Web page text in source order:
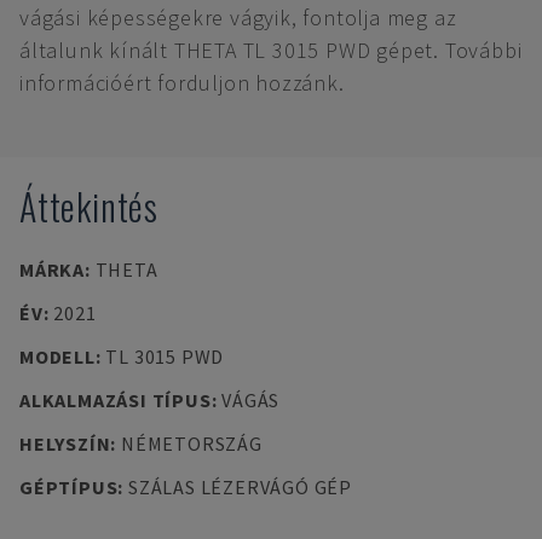
vágási képességekre vágyik, fontolja meg az
általunk kínált THETA TL 3015 PWD gépet. További
információért forduljon hozzánk.
Áttekintés
MÁRKA: THETA
ÉV: 2021
MODELL: TL 3015 PWD
ALKALMAZÁSI TÍPUS:VÁGÁS
HELYSZÍN: NÉMETORSZÁG
GÉPTÍPUS: SZÁLAS LÉZERVÁGÓ GÉP